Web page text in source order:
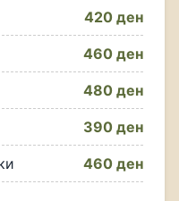
420 ден
460 ден
480 ден
390 ден
460 ден